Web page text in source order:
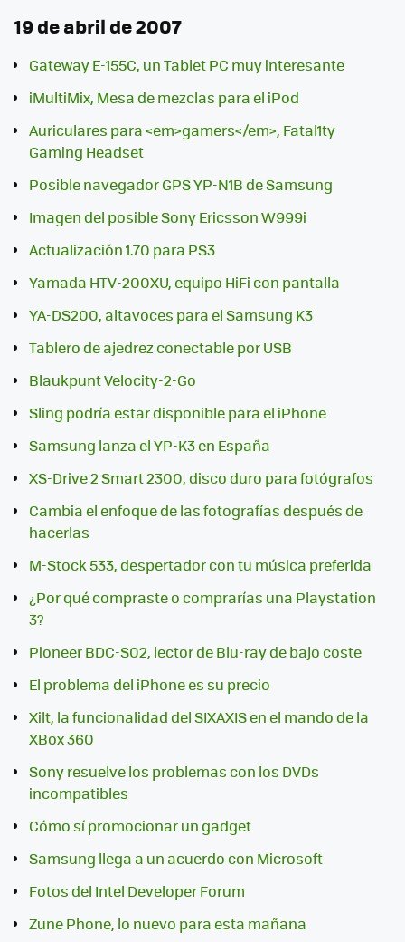
19 de abril de 2007
Gateway E-155C, un Tablet PC muy interesante
iMultiMix, Mesa de mezclas para el iPod
Auriculares para <em>gamers</em>, Fatal1ty
Gaming Headset
Posible navegador GPS YP-N1B de Samsung
Imagen del posible Sony Ericsson W999i
Actualización 1.70 para PS3
Yamada HTV-200XU, equipo HiFi con pantalla
YA-DS200, altavoces para el Samsung K3
Tablero de ajedrez conectable por USB
Blaukpunt Velocity-2-Go
Sling podría estar disponible para el iPhone
Samsung lanza el YP-K3 en España
XS-Drive 2 Smart 2300, disco duro para fotógrafos
Cambia el enfoque de las fotografías después de
hacerlas
M-Stock 533, despertador con tu música preferida
¿Por qué compraste o comprarías una Playstation
3?
Pioneer BDC-S02, lector de Blu-ray de bajo coste
El problema del iPhone es su precio
Xilt, la funcionalidad del SIXAXIS en el mando de la
XBox 360
Sony resuelve los problemas con los DVDs
incompatibles
Cómo sí promocionar un gadget
Samsung llega a un acuerdo con Microsoft
Fotos del Intel Developer Forum
Zune Phone, lo nuevo para esta mañana